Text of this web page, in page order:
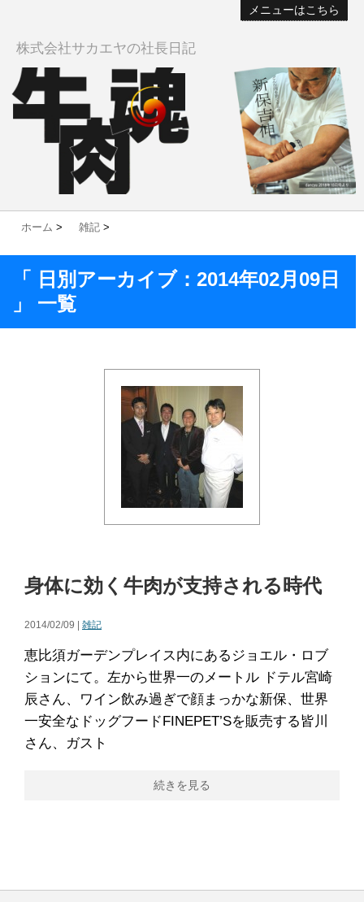
メニューはこちら
株式会社サカエヤの社長日記
ホーム > 雑記 >
「 日別アーカイブ：2014年02月09日
」 一覧
身体に効く牛肉が支持される時代
2014/02/09 | 雑記
恵比須ガーデンプレイス内にあるジョエル・ロブ
ションにて。左から世界一のメートル ドテル宮崎
辰さん、ワイン飲み過ぎで顔まっかな新保、世界
一安全なドッグフードFINEPET’Sを販売する皆川
さん、ガスト
続きを見る